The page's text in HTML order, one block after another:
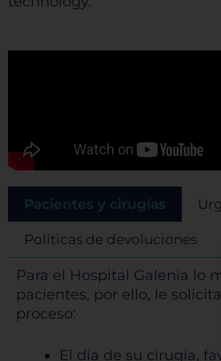
Pacientes y cirugías
Políticas de devoluciones
Para el Hospital Galenia lo
pacientes, por ello, le
proceso:
El día de su cirugía,